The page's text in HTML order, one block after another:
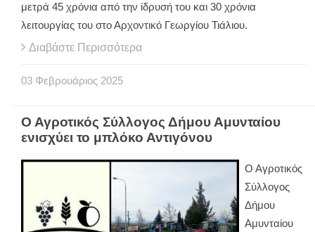
μετρά 45 χρόνια από την ίδρυσή του και 30 χρόνια
λειτουργίας του στο Αρχοντικό Γεωργίου Τιάλιου.
Διαβάστε Περισσότερα
03 Φεβρουάριος 2025
Ο Αγροτικός Σύλλογος Δήμου Αμυνταίου
ενισχύει το μπλόκο Αντιγόνου
Ο Αγροτικός
Σύλλογος
Δήμου
Αμυνταίου